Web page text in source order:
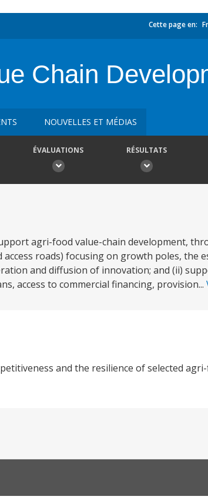
Cette page en:
Chain
NOUVELLES ET MÉDIAS
ÉVALUATIONS RÉSULTATS
agri-food value-chain development,
roads) focusing on growth poles, the
and diffusion of innovation; and (ii)
access to commercial financing, provision...
and the resilience of selected